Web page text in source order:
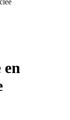
en